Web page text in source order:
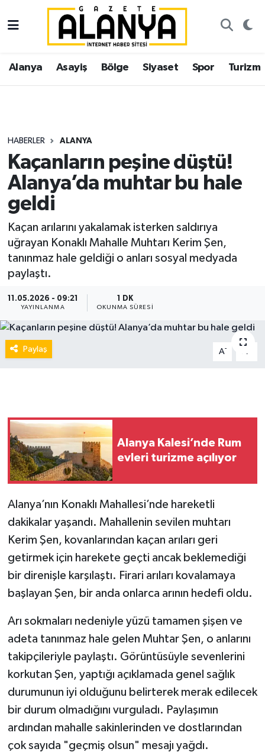
Alanya Asayiş Bölge Siyaset Spor Turizm
HABERLER ALANYA
Kaçanların peşine düştü!
Alanya’da muhtar bu hale
geldi
Kaçan arılarını yakalamak isterken saldırıya
uğrayan Konaklı Mahalle Muhtarı Kerim Şen,
tanınmaz hale geldiği o anları sosyal medyada
paylaştı.
11.05.2026 - 09:21
YAYINLANMA
1 DK
OKUNMA SÜRESI
Paylaş A-
Alanya Kalesi’nde Rum
evleri turizme açılıyor
Alanya’nın Konaklı Mahallesi’nde hareketli
dakikalar yaşandı. Mahallenin sevilen muhtarı
Kerim Şen, kovanlarından kaçan arıları geri
getirmek için harekete geçti ancak beklemediği
bir direnişle karşılaştı. Firari arıları kovalamaya
başlayan Şen, bir anda onlarca arının hedefi oldu.
Arı sokmaları nedeniyle yüzü tamamen şişen ve
adeta tanınmaz hale gelen Muhtar Şen, o anlarını
takipçileriyle paylaştı. Görüntüsüyle sevenlerini
korkutan Şen, yaptığı açıklamada genel sağlık
durumunun iyi olduğunu belirterek merak edilecek
bir durum olmadığını vurguladı. Paylaşımın
ardından mahalle sakinlerinden ve dostlarından
çok sayıda "geçmiş olsun" mesajı yağdı.
Alanya
Asayiş
Siyaset
Spor
Turizm
Ekonomi
Gazipaşa
İstanbul Nöbetçi Eczaneler
İstanbul Hava Durumu
Süper Lig Puan Durumu ve Fikstür
Tüm Manşetler
Son Dakika Haberleri
Haber Arşivi